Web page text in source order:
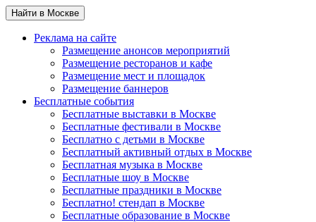
Найти в Москве
Реклама на сайте
Размещение анонсов мероприятий
Размещение ресторанов и кафе
Размещение мест и площадок
Размещение баннеров
Бесплатные события
Бесплатные выставки в Москве
Бесплатные фестивали в Москве
Бесплатно с детьми в Москве
Бесплатный активный отдых в Москве
Бесплатная музыка в Москве
Бесплатные шоу в Москве
Бесплатные праздники в Москве
Бесплатно! стендап в Москве
Бесплатные образование в Москве